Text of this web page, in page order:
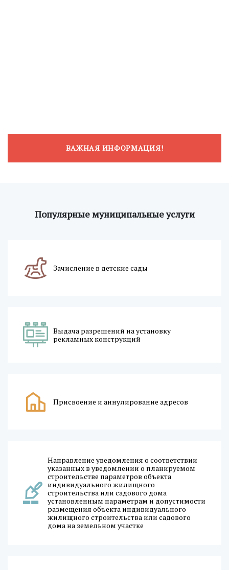
ВАЖНАЯ ИНФОРМАЦИЯ!
Популярные муниципальные услуги
Зачисление в детские сады
Выдача разрешений на установку
рекламных конструкций
Присвоение и аннулирование адресов
Направление уведомления о соответствии
указанных в уведомлении о планируемом
строительстве параметров объекта
индивидуального жилищного
строительства или садового дома
установленным параметрам и допустимости
размещения объекта индивидуального
жилищного строительства или садового
дома на земельном участке